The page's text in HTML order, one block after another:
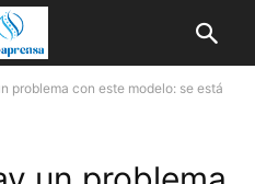
problema con este modelo: se está